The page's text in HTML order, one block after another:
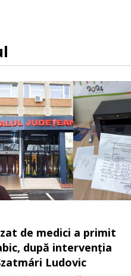
de medici a primit
după intervenția
Ludovic